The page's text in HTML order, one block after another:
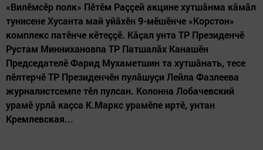
«Вилӗмсӗр полк» Пӗтӗм Раççей акцине хутшăнма кăмăл
тунисене Хусанта май уйăхӗн 9-мӗшӗнче «Корстон»
комплекс патӗнче кӗтеççӗ. Кăçал унта ТР Президенчӗ
Рустам Миннихановпа ТР Патшалăх Канашӗн
Председателӗ Фарид Мухаметшин та хутшăнать, тесе
пӗлтерчӗ ТР Президенчӗн пулăшуçи Лейла Фазлеева
журналистсемпе тӗл пулсан. Колонна Лобачевский
урамӗ урлă каçса К.Маркс урамӗпе иртӗ, унтан
Кремлевская...